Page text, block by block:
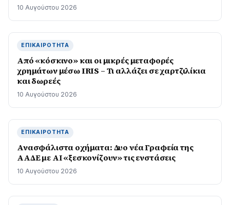
10 Αυγούστου 2026
ΕΠΙΚΑΙΡΌΤΗΤΑ
Από «κόσκινο» και οι μικρές μεταφορές
χρημάτων μέσω IRIS – Τι αλλάζει σε χαρτζιλίκια
και δωρεές
10 Αυγούστου 2026
ΕΠΙΚΑΙΡΌΤΗΤΑ
Ανασφάλιστα οχήματα: Δυο νέα Γραφεία της
ΑΑΔΕ με ΑΙ «ξεσκονίζουν» τις ενστάσεις
10 Αυγούστου 2026